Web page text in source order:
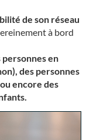
de son réseau
à bord
personnes en
des personnes
encore des